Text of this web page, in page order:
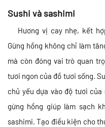
Sushi và sashimi
Hương vị cay nhẹ, kết
Gừng hồng không chỉ làm
mà còn đóng vai trò quan
tươi ngon của đồ tươi sống.
chủ yếu dựa vào độ tươi
gừng hồng giúp làm sạch
sashimi. Tạo điều kiện cho